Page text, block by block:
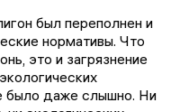
был переполнен и
нормативы. Что
это и загрязнение
было даже слышно. Ни